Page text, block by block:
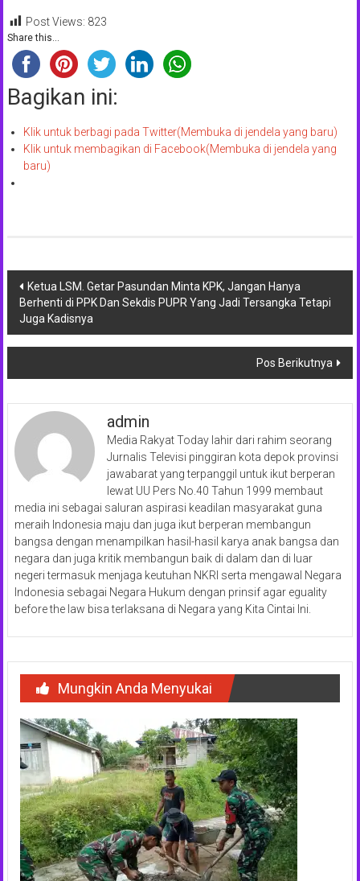
Post Views: 823
Share this...
Bagikan ini:
Klik untuk berbagi pada Twitter(Membuka di jendela yang baru)
Klik untuk membagikan di Facebook(Membuka di jendela yang
baru)
Navigasi
pos
Ketua LSM. Getar Pasundan Minta KPK, Jangan Hanya
Berhenti di PPK Dan Sekdis PUPR Yang Jadi Tersangka Tetapi
Juga Kadisnya
Pos Berikutnya
admin
Media Rakyat Today lahir dari rahim seorang
Jurnalis Televisi pinggiran kota depok provinsi
jawabarat yang terpanggil untuk ikut berperan
lewat UU Pers No.40 Tahun 1999 membaut
media ini sebagai saluran aspirasi keadilan masyarakat guna
meraih Indonesia maju dan juga ikut berperan membangun
bangsa dengan menampilkan hasil-hasil karya anak bangsa dan
negara dan juga kritik membangun baik di dalam dan di luar
negeri termasuk menjaga keutuhan NKRI serta mengawal Negara
Indonesia sebagai Negara Hukum dengan prinsif agar eguality
before the law bisa terlaksana di Negara yang Kita Cintai Ini.
Mungkin Anda Menyukai